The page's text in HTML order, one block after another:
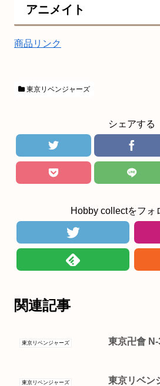
アニメイト
商品リンク
東京リベンジャーズ
シェアする
Hobby collectをフォ
関連記事
東京リベンジャーズ 東京卍會
東京リベンジャーズ 東京リベン